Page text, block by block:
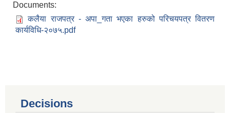
Documents:
कलैया राजपत्र - अपा_गता भएका हरुको परिचयपत्र वितरण
कार्यविधि-२०७५.pdf
Decisions